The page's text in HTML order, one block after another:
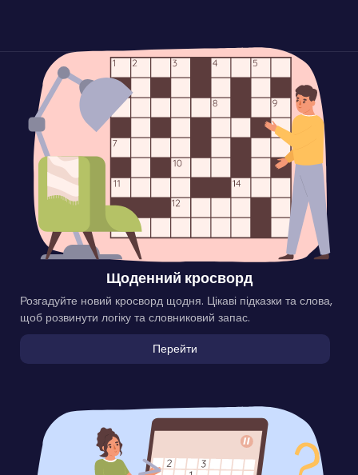
Щоденний кросворд
Розгадуйте новий кросворд щодня. Цікаві підказки та слова,
щоб розвинути логіку та словниковий запас.
Перейти